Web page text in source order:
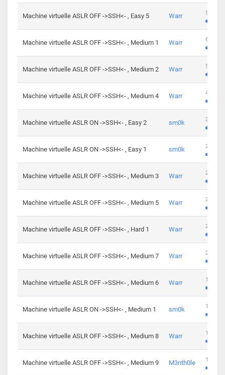
Machine virtuelle ASLR OFF ->SSH<- , Easy 5 Warr 561
Machine virtuelle ASLR OFF ->SSH<- , Medium 1 Warr 605
Machine virtuelle ASLR OFF ->SSH<- , Medium 2 Warr 509
Machine virtuelle ASLR OFF ->SSH<- , Medium 4 Warr 413
Machine virtuelle ASLR ON ->SSH<- , Easy 2 sm0k 247
Machine virtuelle ASLR ON ->SSH<- , Easy 1 sm0k 219
Machine virtuelle ASLR OFF ->SSH<- , Medium 3 Warr 280
Machine virtuelle ASLR OFF ->SSH<- , Medium 5 Warr 265
Machine virtuelle ASLR OFF ->SSH<- , Hard 1 Warr 224
Machine virtuelle ASLR OFF ->SSH<- , Medium 7 Warr 230
Machine virtuelle ASLR OFF ->SSH<- , Medium 6 Warr 168
Machine virtuelle ASLR ON ->SSH<- , Medium 1 sm0k 139
Machine virtuelle ASLR OFF ->SSH<- , Medium 8 Warr 112
Machine virtuelle ASLR OFF ->SSH<- , Medium 9 M3nth0le 100